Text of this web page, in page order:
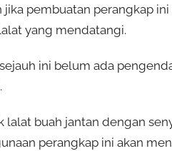
pembuatan perangkap
yang mendatangi.
ini belum ada
lalat buah jantan dengan
perangkap ini akan